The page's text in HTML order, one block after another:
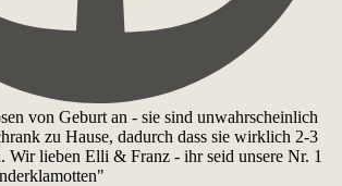
von Geburt an - sie sind unwahrscheinlich
zu Hause, dadurch dass sie wirklich 2-3
Wir lieben Elli & Franz - ihr seid unsere Nr. 1